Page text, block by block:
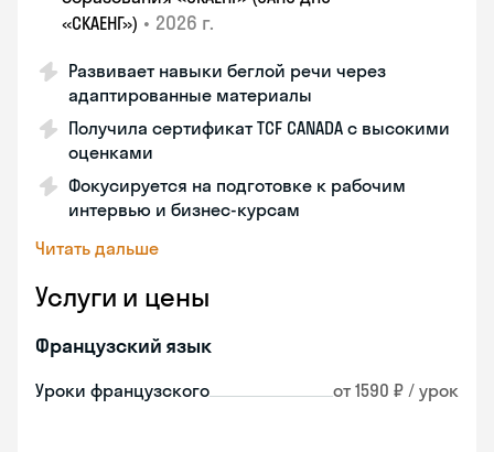
«СКАЕНГ») • 2026 г.
Развивает навыки беглой речи через
адаптированные материалы
Получила сертификат TCF CANADA с высокими
оценками
Фокусируется на подготовке к рабочим
интервью и бизнес-курсам
Читать дальше
Услуги и цены
Французский язык
Уроки французского от 1590 ₽ / урок